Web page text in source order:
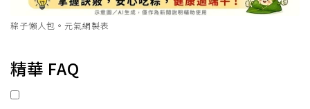
粽子懶人包。元氣網製表
精華 FAQ